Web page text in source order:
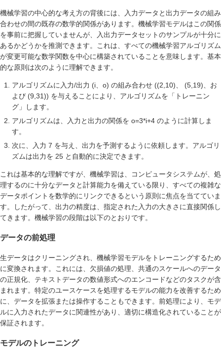
機械学習の中心的な考え方の背後には、入力データと出力データの組み
合わせの間の既存の数学的関係があります。機械学習モデルはこの関係
を事前に把握していませんが、入出力データセットのサンプルが十分に
あるかどうかを推測できます。これは、すべての機械学習アルゴリズム
が変更可能な数学関数を中心に構築されていることを意味します。基本
的な原則は次のように理解できます。
アルゴリズムに入力/出力 (i、o) の組み合わせ ((2,10)、 (5,19)、お
よび (9,31)) を与えることにより、アルゴリズムを「トレーニン
グ」します。
アルゴリズムは、入力と出力の関係を o=3*i+4 のように計算しま
す。
次に、入力 7 を与え、出力を予測するように依頼します。アルゴリ
ズムは出力を 25 と自動的に決定できます。
これは基本的な理解ですが、機械学習は、コンピュータシステムが、処
理するのに十分なデータと計算能力を備えている限り、すべての複雑な
データポイントを数学的にリンクできるという原則に焦点を当てていま
す。したがって、出力の精度は、指定された入力の大きさに直接関係し
てきます。機械学習の段階は以下のとおりです。
データの前処理
生データはクリーニングされ、機械学習モデルをトレーニングするため
に変換されます。これには、欠損値の処理、共通のスケールへのデータ
の正規化、テキストデータの数値形式へのエンコードなどのタスクが含
まれます。特定のユースケースを処理するモデルの能力を改善するため
に、データを拡張または操作することもできます。前処理により、モデ
ルに入力されたデータに関連性があり、適切に構造化されていることが
保証されます。
モデルのトレーニング